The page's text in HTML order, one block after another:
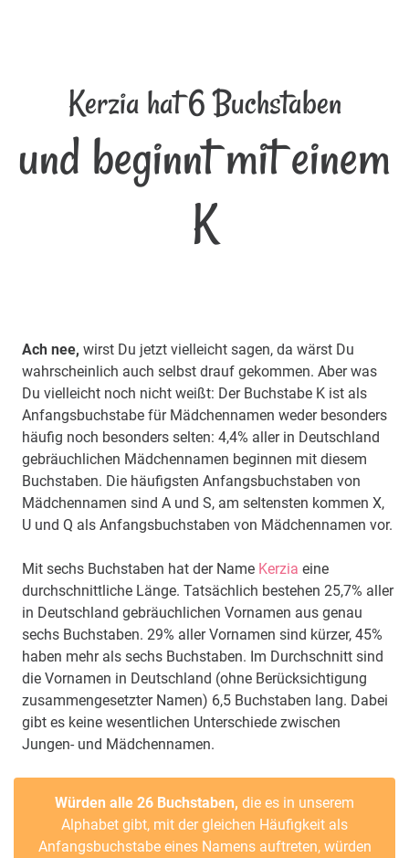
Kerzia hat 6 Buchstaben
und beginnt mit einem
K
Ach nee, wirst Du jetzt vielleicht sagen, da wärst Du
wahrscheinlich auch selbst drauf gekommen. Aber was
Du vielleicht noch nicht weißt: Der Buchstabe K ist als
Anfangsbuchstabe für Mädchennamen weder besonders
häufig noch besonders selten: 4,4% aller in Deutschland
gebräuchlichen Mädchennamen beginnen mit diesem
Buchstaben. Die häufigsten Anfangsbuchstaben von
Mädchennamen sind A und S, am seltensten kommen X,
U und Q als Anfangsbuchstaben von Mädchennamen vor.
Mit sechs Buchstaben hat der Name Kerzia eine
durchschnittliche Länge. Tatsächlich bestehen 25,7% aller
in Deutschland gebräuchlichen Vornamen aus genau
sechs Buchstaben. 29% aller Vornamen sind kürzer, 45%
haben mehr als sechs Buchstaben. Im Durchschnitt sind
die Vornamen in Deutschland (ohne Berücksichtigung
zusammengesetzter Namen) 6,5 Buchstaben lang. Dabei
gibt es keine wesentlichen Unterschiede zwischen
Jungen- und Mädchennamen.
Würden alle 26 Buchstaben, die es in unserem
Alphabet gibt, mit der gleichen Häufigkeit als
Anfangsbuchstabe eines Namens auftreten, würden